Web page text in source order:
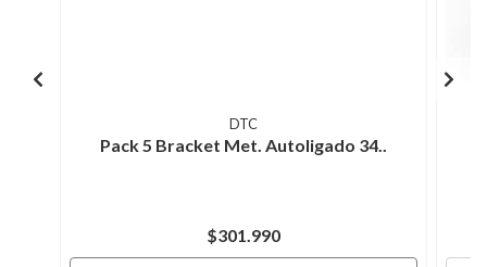
DTC
Pack 5 Bracket Met. Autoligado 34..
$301.990